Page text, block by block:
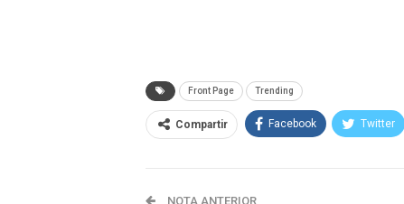
Front Page Trending
Compartir Facebook Twitter
NOTA ANTERIOR